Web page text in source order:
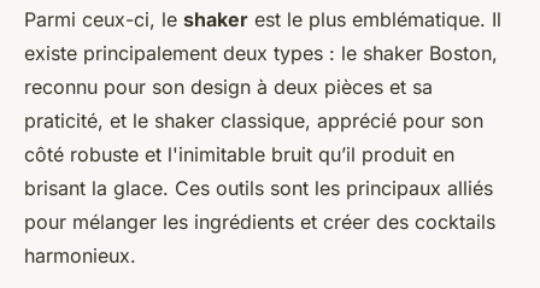
Parmi ceux-ci, le shaker est le plus emblématique. Il
existe principalement deux types : le shaker Boston,
reconnu pour son design à deux pièces et sa
praticité, et le shaker classique, apprécié pour son
côté robuste et l'inimitable bruit qu’il produit en
brisant la glace. Ces outils sont les principaux alliés
pour mélanger les ingrédients et créer des cocktails
harmonieux.